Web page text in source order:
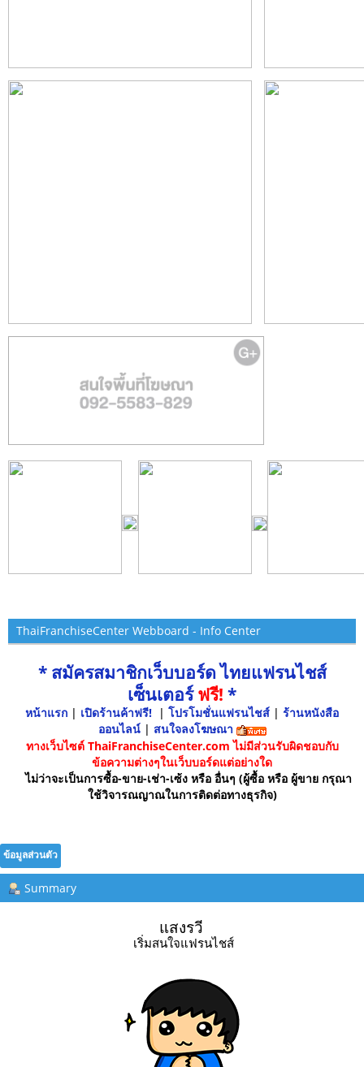
ThaiFranchiseCenter Webboard - Info Center
* สมัครสมาชิกเว็บบอร์ด ไทยแฟรนไชส์
เซ็นเตอร์ฟรี! *
หน้าแรก | เปิดร้านค้าฟรี! | โปรโมชั่นแฟรนไชส์ | ร้านหนังสือ
ออนไลน์ | สนใจลงโฆษณา
ทางเว็บไซต์ ThaiFranchiseCenter.com ไม่มีส่วนรับผิดชอบกับ
ข้อความต่างๆในเว็บบอร์ดแต่อย่างใด
ไม่ว่าจะเป็นการซื้อ-ขาย-เช่า-เซ้ง หรือ อื่นๆ (ผู้ซื้อ หรือ ผู้ขาย กรุณา
ใช้วิจารณญาณในการติดต่อทางธุรกิจ)
ข้อมูลส่วนตัว
Summary
แสงรวี
เริ่มสนใจแฟรนไชส์